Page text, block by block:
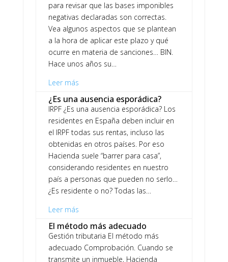
para revisar que las bases imponibles
negativas declaradas son correctas.
Vea algunos aspectos que se plantean
a la hora de aplicar este plazo y qué
ocurre en materia de sanciones… BIN.
Hace unos años su…
Leer más
¿Es una ausencia esporádica?
IRPF ¿Es una ausencia esporádica? Los
residentes en España deben incluir en
el IRPF todas sus rentas, incluso las
obtenidas en otros países. Por eso
Hacienda suele “barrer para casa”,
considerando residentes en nuestro
país a personas que pueden no serlo…
¿Es residente o no? Todas las…
Leer más
El método más adecuado
Gestión tributaria El método más
adecuado Comprobación. Cuando se
transmite un inmueble, Hacienda